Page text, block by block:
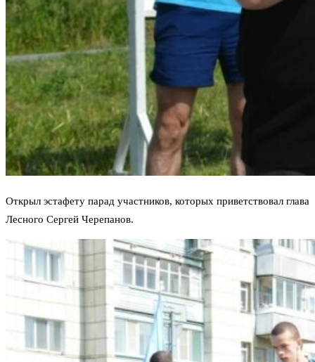
Открыл эстафету парад участников, которых приветствовал глава
Лесного Сергей Черепанов.